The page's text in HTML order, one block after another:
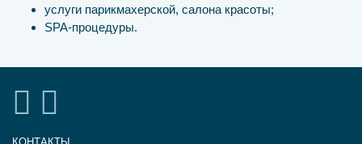
услуги парикмахерской, салона красоты;
SPA-процедуры.